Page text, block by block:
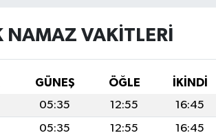
NAMAZ VAKITLERI
GÜNEŞ ÖĞLE İKINDI
05:35 12:55 16:45
05:35 12:55 16:45